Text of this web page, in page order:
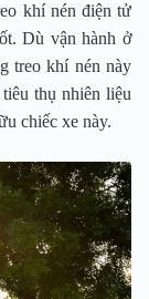
khí nén điện tử
Dù vận hành ở
treo khí nén này
thụ nhiên liệu
chiếc xe này.